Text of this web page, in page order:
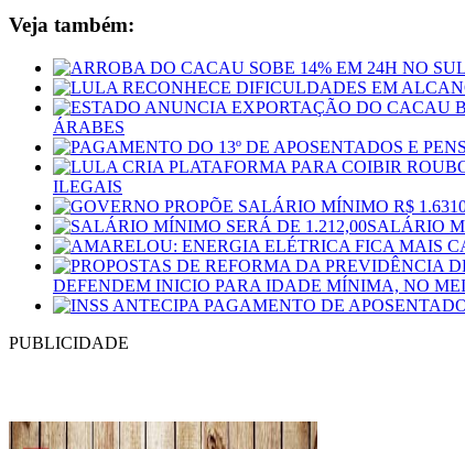
Veja também:
ÁRABES
ILEGAIS
SALÁRIO
DEFENDEM INICIO PARA IDADE MÍNIMA, NO
PUBLICIDADE